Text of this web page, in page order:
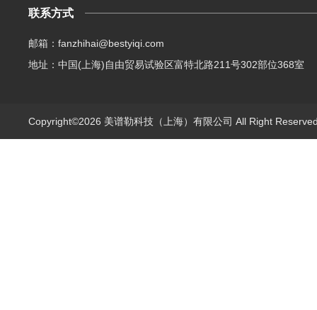
联系方式
邮箱：fanzhihai@bestyiqi.com
地址：中国(上海)自由贸易试验区富特北路211号302部位368室
Copyright©2026 美谱勒科技（上海）有限公司 All Right